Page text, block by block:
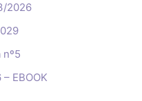
2026
EBOOK